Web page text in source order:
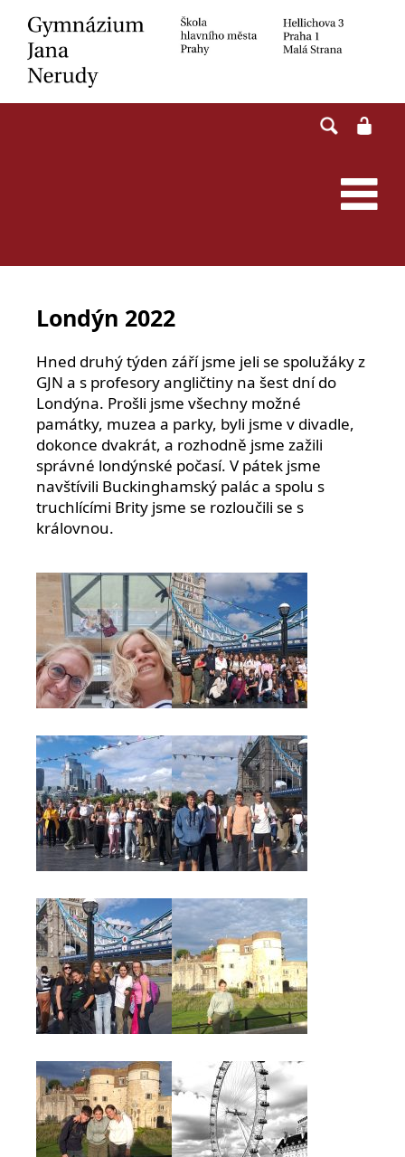
content
Londýn 2022
Hned druhý týden září jsme jeli se spolužáky z
GJN a s profesory angličtiny na šest dní do
Londýna. Prošli jsme všechny možné
památky, muzea a parky, byli jsme v divadle,
dokonce dvakrát, a rozhodně jsme zažili
správné londýnské počasí. V pátek jsme
navštívili Buckinghamský palác a spolu s
truchlícími Brity jsme se rozloučili se s
královnou.